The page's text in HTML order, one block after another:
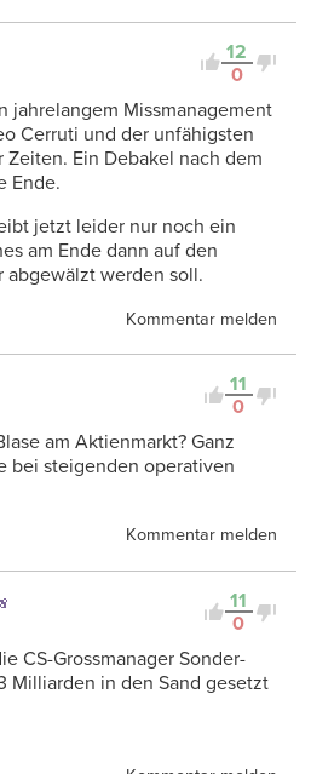
12
0
jahrelangem Missmanagement
Cerruti und der unfähigsten
Zeiten. Ein Debakel nach dem
Ende.
jetzt leider nur noch ein
am Ende dann auf den
abgewälzt werden soll.
Kommentar melden
11
0
am Aktienmarkt? Ganz
bei steigenden operativen
Kommentar melden
11
0
CS-Grossmanager Sonder-
Milliarden in den Sand gesetzt